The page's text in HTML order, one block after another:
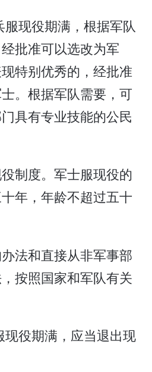
现役期满，根据军队
批准可以选改为军
特别优秀的，经批准
。根据军队需要，可
具有专业技能的公民
制度。军士服现役的
年，年龄不超过五十
法和直接从非军事部
按照国家和军队有关
役期满，应当退出现